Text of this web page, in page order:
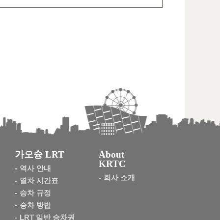
가오슝 LRT
역사 안내
열차 시간표
승차 규정
승차 방법
LRT 일반 승차권
About
KRTC
회사 소개